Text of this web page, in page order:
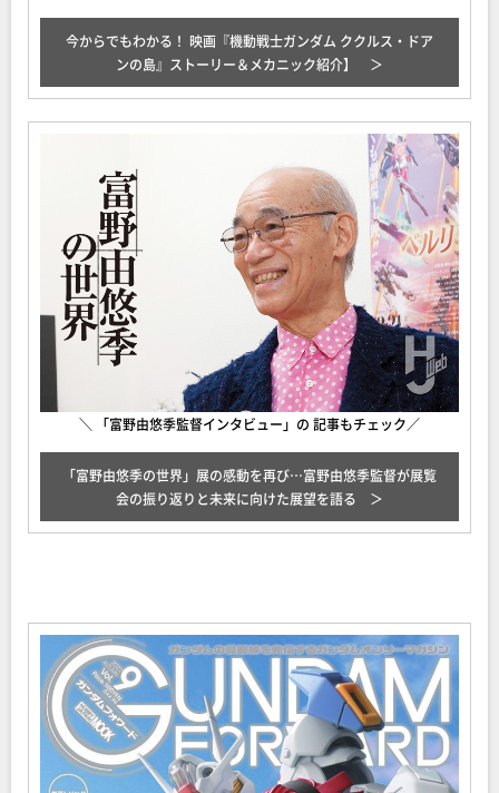
今からでもわかる！ 映画『機動戦士ガンダム ククルス・ドア
ンの島』ストーリー＆メカニック紹介】
＼ 「富野由悠季監督インタビュー」の 記事もチェック／
「富野由悠季の世界」展の感動を再び…富野由悠季監督が展覧
会の振り返りと未来に向けた展望を語る